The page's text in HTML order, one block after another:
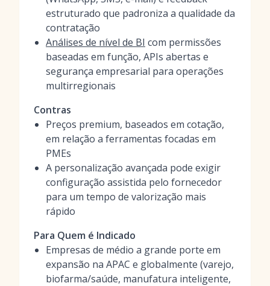
estruturado que padroniza a qualidade da
contratação
Análises de nível de BI com permissões
baseadas em função, APIs abertas e
segurança empresarial para operações
multirregionais
Contras
Preços premium, baseados em cotação,
em relação a ferramentas focadas em
PMEs
A personalização avançada pode exigir
configuração assistida pelo fornecedor
para um tempo de valorização mais
rápido
Para Quem é Indicado
Empresas de médio a grande porte em
expansão na APAC e globalmente (varejo,
biofarma/saúde, manufatura inteligente,